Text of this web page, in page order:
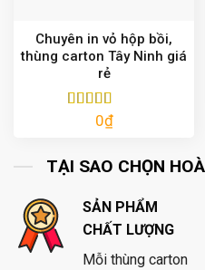
Chuyên in vỏ hộp bồi,
thùng carton Tây Ninh giá
rẻ
Được xếp
0₫
TẠI SAO CHỌN
SẢN PHẨM
CHẤT LƯỢNG
Mỗi thùng carton